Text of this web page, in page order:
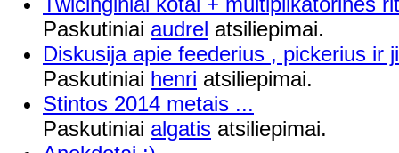
Paskutiniai audrel atsiliepimai.
Diskusija apie feederius , pickerius ir
Paskutiniai henri atsiliepimai.
Stintos 2014 metais ...
Paskutiniai algatis atsiliepimai.